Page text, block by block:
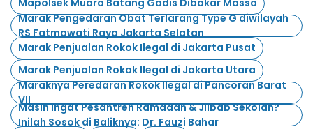
Mapolsek Muara Batang Gadis Dibakar Massa
Marak Pengedaran Obat Terlarang Type G diwilayah
RS Fatmawati Raya Jakarta Selatan
Marak Penjualan Rokok Ilegal di Jakarta Pusat
Marak Penjualan Rokok Ilegal di Jakarta Utara
Maraknya Peredaran Rokok Ilegal di Pancoran Barat
VII
Masih Ingat Pesantren Ramadan & Jilbab Sekolah?
Inilah Sosok di Baliknya: Dr. Fauzi Bahar